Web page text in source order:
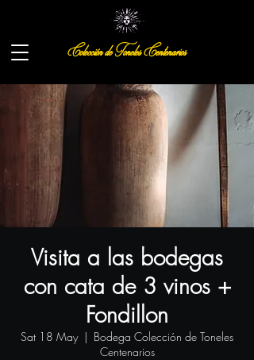
Colección de Toneles Centenarios
Visita a las bodegas
con cata de 3 vinos +
Fondillon
Sat 18 May
  |
Bodega Colección de Toneles
Centenarios